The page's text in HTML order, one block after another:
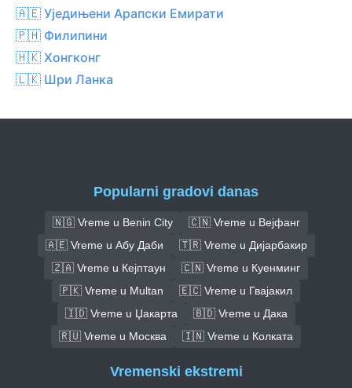
🇦🇪 Уједињени Арапски Емирати
🇵🇭 Филипини
🇭🇰 Хонгконг
🇱🇰 Шри Ланка
Popularni gradovi danas
🇳🇬 Vreme u Benin City
🇨🇳 Vreme u Вејфанг
🇦🇪 Vreme u Абу Даби
🇹🇷 Vreme u Дијарбакир
🇿🇦 Vreme u Кејптаун
🇨🇳 Vreme u Куенминг
🇵🇰 Vreme u Multan
🇪🇨 Vreme u Гвајакил
🇮🇩 Vreme u Џакарта
🇧🇩 Vreme u Дака
🇷🇺 Vreme u Москва
🇮🇳 Vreme u Колката
Vremenski ekstremi